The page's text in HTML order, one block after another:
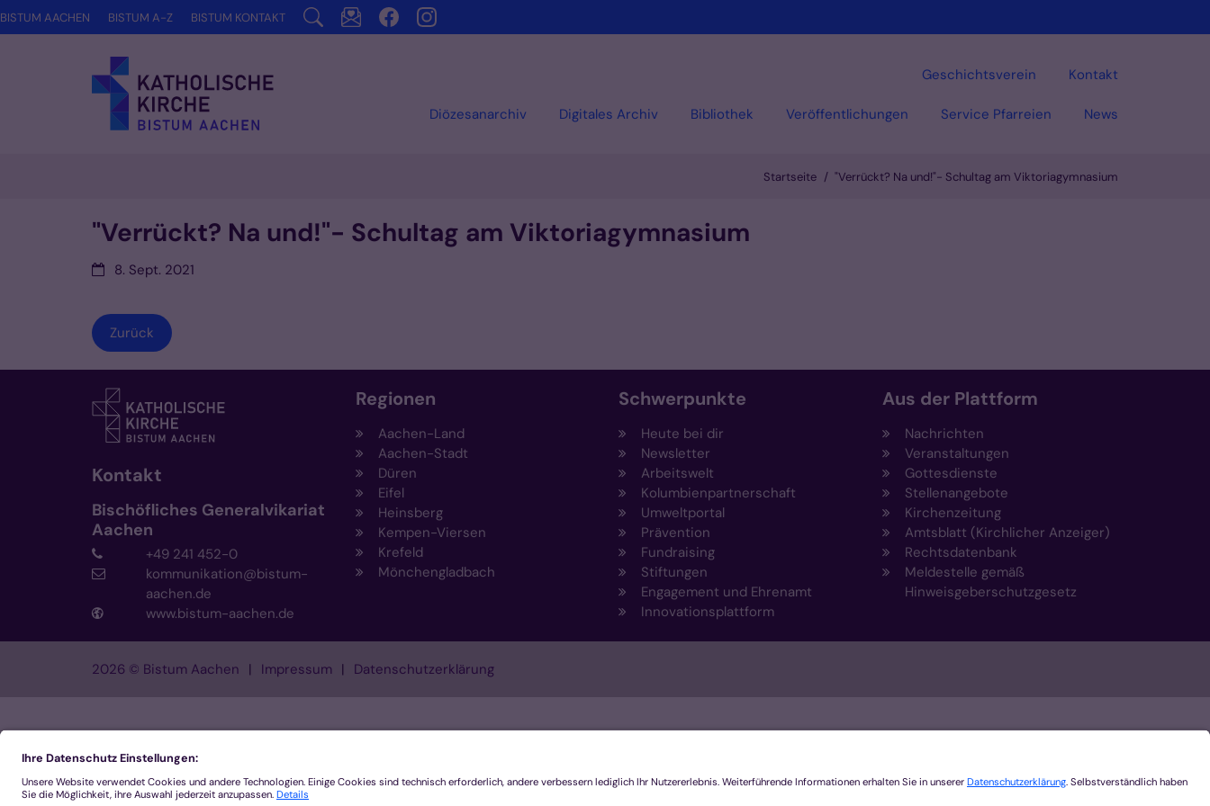
Zum Inhalt springen
Diözesanarchiv Digitales Archiv Bibliothek Veröffentlichungen Service Pfarreien News
Geschichtsverein Kontakt
BISTUM AACHEN BISTUM A-Z BISTUM KONTAKT
Startseite "Verrückt? Na und!"- Schultag am Viktoriagymnasium
"Verrückt? Na und!"- Schultag am Viktoriagymnasium
Datum:8. Sept. 2021
Zurück
Kontakt
Bischöfliches Generalvikariat
Aachen
+49 241 452-0
kommunikation@bistum-
aachen.de
www.bistum-aachen.de
Regionen
Aachen-Land
Aachen-Stadt
Düren
Eifel
Heinsberg
Kempen-Viersen
Krefeld
Mönchengladbach
Schwerpunkte
Heute bei dir
Newsletter
Arbeitswelt
Kolumbienpartnerschaft
Umweltportal
Prävention
Fundraising
Stiftungen
Engagement und Ehrenamt
Innovationsplattform
Aus der Plattform
Nachrichten
Veranstaltungen
Gottesdienste
Stellenangebote
Kirchenzeitung
Amtsblatt (Kirchlicher Anzeiger)
Rechtsdatenbank
Meldestelle gemäß
Hinweisgeberschutzgesetz
2026 © Bistum Aachen Impressum Datenschutzerklärung